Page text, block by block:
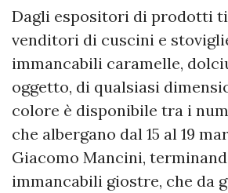
Dagli espositori di prodotti
venditori di cuscini e
immancabili caramelle,
oggetto, di qualsiasi
colore è disponibile tra i
che albergano dal 15 al 19
Giacomo Mancini,
immancabili giostre, che da